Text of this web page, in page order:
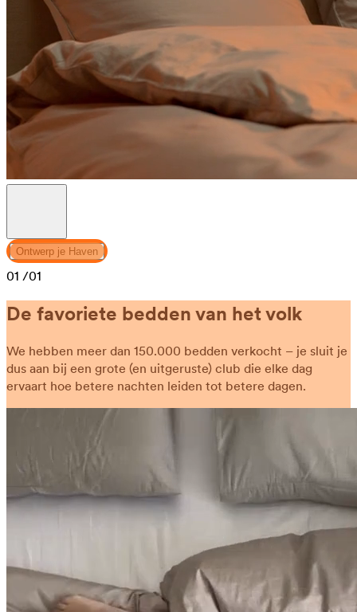
Ontwerp je Haven
01 /01
De favoriete bedden van het volk
We hebben meer dan 150.000 bedden verkocht – je sluit je
dus aan bij een grote (en uitgeruste) club die elke dag
ervaart hoe betere nachten leiden tot betere dagen.